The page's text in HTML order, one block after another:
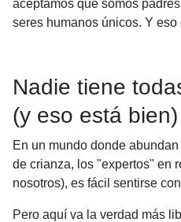
aceptamos que somos
seres humanos únicos. Y
Nadie tiene
(y eso está bien)
En un mundo donde
de crianza, los "expertos" en
nosotros), es fácil sentirse
Pero aquí va la verdad más